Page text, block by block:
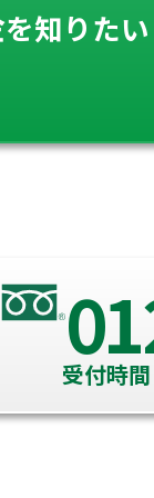
を知りたい
受付時